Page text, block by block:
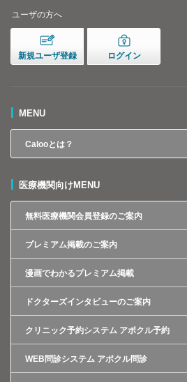
ユーザの方へ
新規ユーザ登録 ログイン
MENU
Calooとは？
医療機関向けMENU
無料医療機関会員登録のご案内
プレミアム掲載のご案内
漫画でわかるプレミアム掲載
ドクターズインタビューのご案内
クリニック予約システム アポクル予約
WEB問診システム アポクル問診